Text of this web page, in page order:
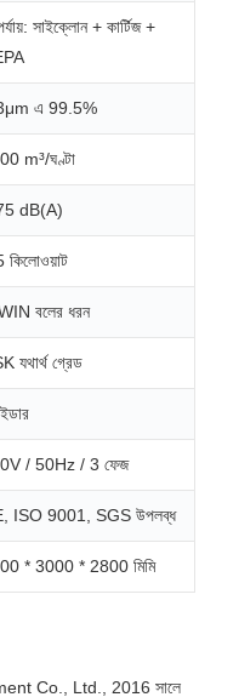
সাইক্লোন + কার্টিজ +
এ 99.5%
m³/ঘণ্টা
dB(A)
কিলোওয়াট
বলের ধরন
যথার্থ গ্রেড
/ 50Hz / 3 ফেজ
ISO 9001, SGS উপলব্ধ
* 3000 * 2800 মিমি
Co., Ltd., 2016 সালে